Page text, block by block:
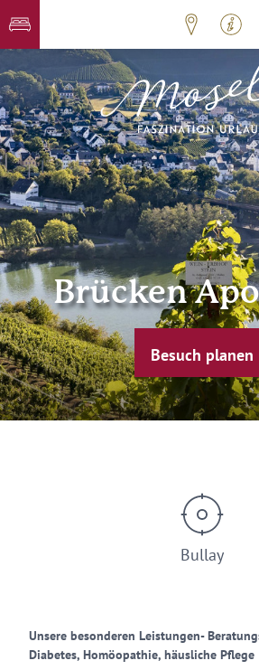
Brücken
Besuch planen
Bullay
Unsere besonderen Leistungen-
Diabetes, Homöopathie, häusliche Pflege